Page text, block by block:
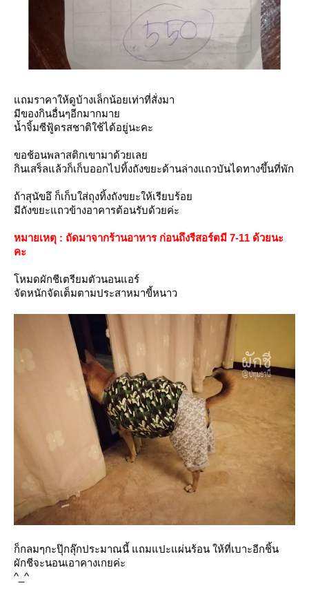
ถมราคาให้ดูบ้างเล็กน้อยเท่าที่สั่งมา
มีของกินอื่นๆอีกมากมา
น้ำจิ้มซีฟู้ดรสชาติใช้ได้อยู่นะคะ
ขอช้อนพลาสติกเขามาด้วยเล
กินเสร็ลแล้วก็เก็บออกไปทิ้งถังขยะด้านล่างแถวบันไดทางขึ้นที่พัก
ถ้าสุนัขอึ ก็เก็บใส่ถุงทิ้งถังขยะให้เรียบร้อ
มีถังขยะแถวข้างอาคารต้อนรับด้วยค่ะ
หมายเหตุ : ถัดมาจากร้านอาหาร ก่อนถึงรีสอร์ตมี 7-11 ด้วยนะ
คะ
หมดผักชีเตรียมตัวนอนแอร์
จัดหนักจัดเต็มตามประสาหมาขี้หนาว
ก็กลมๆกะปุ๊กลุ๊กประมาณนี้ แถมแปะแผ่นร้อน ให้ที่เบาะอีกชิ้น
ผักชีจะนอนเอาคางเกยค่ะ
^_^